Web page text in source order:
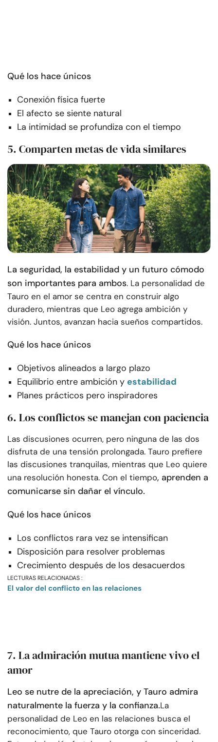
Qué los hace únicos
Conexión física fuerte
El afecto se siente natural
La intimidad se profundiza con el tiempo
5. Comparten metas de vida similares
La seguridad, la estabilidad y un futuro cómodo
son importantes para ambos. La personalidad de
Tauro en el amor se centra en construir algo
duradero, mientras que Leo agrega ambición y
visión. Juntos, avanzan hacia sueños compartidos.
Qué los hace únicos
Objetivos alineados a largo plazo
Equilibrio entre ambición y estabilidad
Planes prácticos pero inspiradores
6. Los conflictos se manejan con paciencia
Las discusiones ocurren, pero ninguna de las dos
disfruta de una tensión prolongada. Tauro prefiere
las discusiones tranquilas, mientras que Leo quiere
una resolución honesta. Con el tiempo, aprenden a
comunicarse sin dañar el vínculo.
Qué los hace únicos
Los conflictos rara vez se intensifican
Disposición para resolver problemas
Crecimiento después de los desacuerdos
LECTURAS RELACIONADAS :
El valor del conflicto en las relaciones
7. La admiración mutua mantiene vivo el
amor
Leo se nutre de la apreciación, y Tauro admira
naturalmente la fuerza y la confianza.La
personalidad de Leo en las relaciones busca el
reconocimiento, que Tauro otorga con sinceridad.